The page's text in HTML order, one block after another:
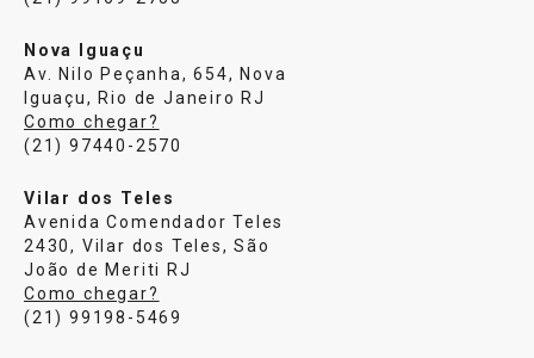
Nova Iguaçu
Av. Nilo Peçanha, 654, Nova
Iguaçu, Rio de Janeiro RJ
Como chegar?
(21) 97440-2570
Vilar dos Teles
Avenida Comendador Teles
2430, Vilar dos Teles, São
João de Meriti RJ
Como chegar?
(21) 99198-5469